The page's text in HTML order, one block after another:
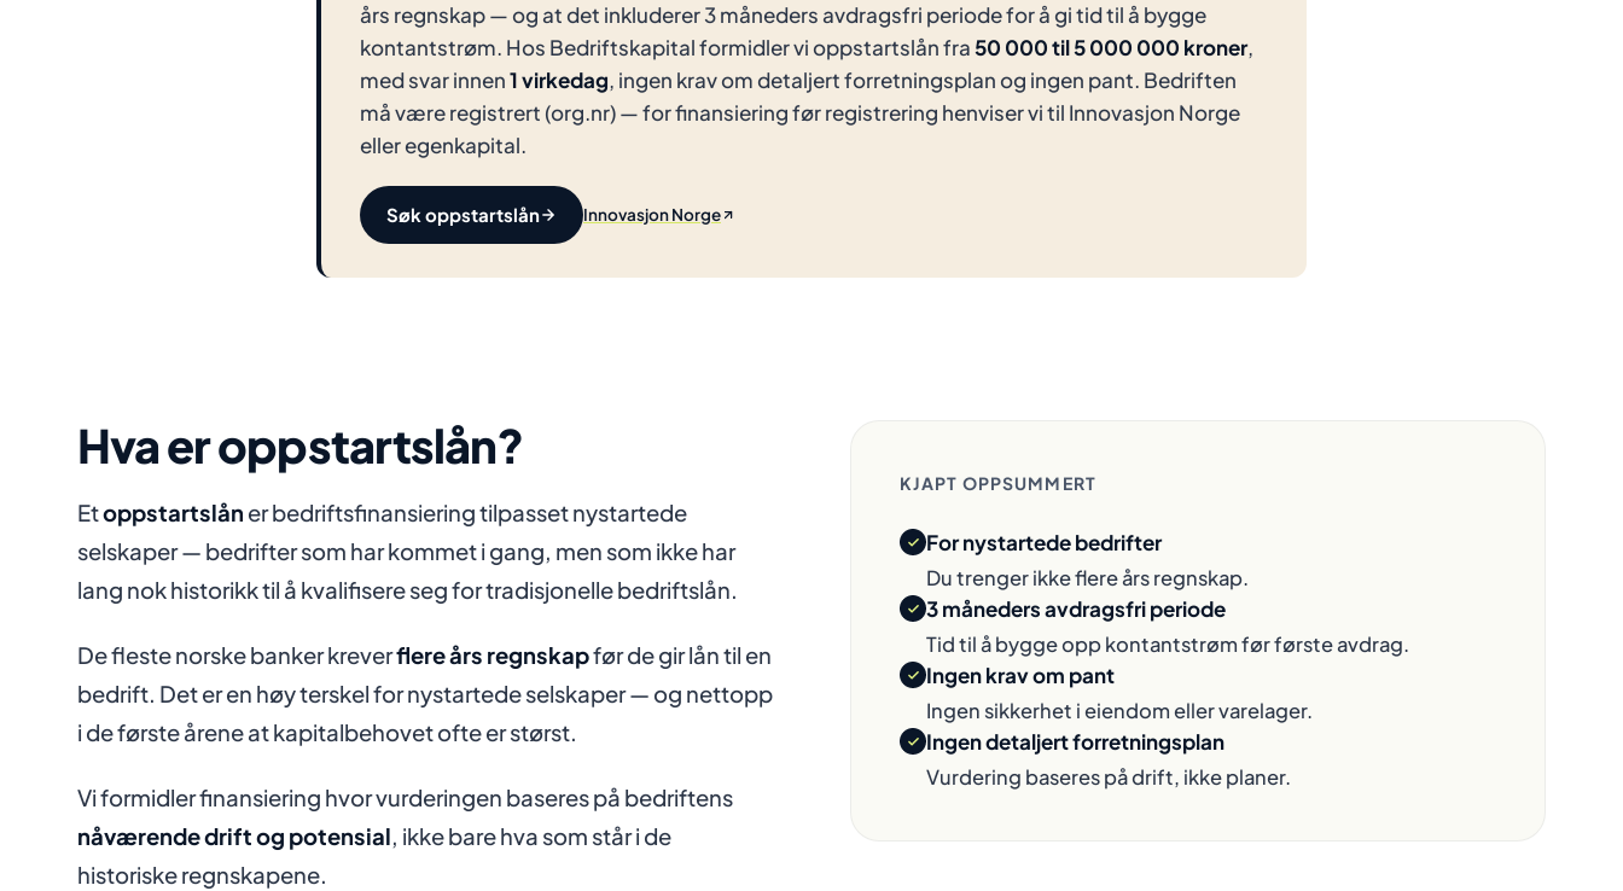
års regnskap — og at det inkluderer 3 måneders avdragsfri periode for å gi tid til å bygge
kontantstrøm. Hos Bedriftskapital formidler vi oppstartslån fra50 000 til 5 000 000 kroner,
med svar innen1 virkedag, ingen krav om detaljert forretningsplan og ingen pant. Bedriften
må være registrert (org.nr) — for finansiering før registrering henviser vi til Innovasjon Norge
eller egenkapital.
Søk oppstartslån Innovasjon Norge
Hva er oppstartslån?
Etoppstartslån er bedriftsfinansiering tilpasset nystartede
selskaper — bedrifter som har kommet i gang, men som ikke har
lang nok historikk til å kvalifisere seg for tradisjonelle bedriftslån.
De fleste norske banker kreverflere års regnskapfør de gir lån til en
bedrift. Det er en høy terskel for nystartede selskaper — og nettopp
i de første årene at kapitalbehovet ofte er størst.
Vi formidler finansiering hvor vurderingen baseres på bedriftens
nåværende drift og potensial, ikke bare hva som står i de
historiske regnskapene.
KJAPT OPPSUMMERT
For nystartede bedrifter
Du trenger ikke flere års regnskap.
3 måneders avdragsfri periode
Tid til å bygge opp kontantstrøm før første avdrag.
Ingen krav om pant
Ingen sikkerhet i eiendom eller varelager.
Ingen detaljert forretningsplan
Vurdering baseres på drift, ikke planer.